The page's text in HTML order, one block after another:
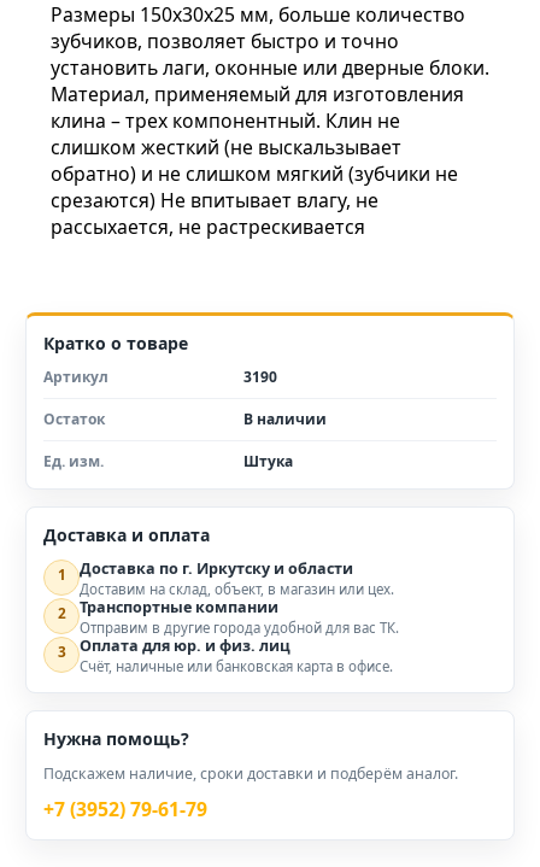
Размеры 150х30х25 мм, больше количество
зубчиков, позволяет быстро и точно
установить лаги, оконные или дверные блоки.
Материал, применяемый для изготовления
клина – трех компонентный. Клин не
слишком жесткий (не выскальзывает
обратно) и не слишком мягкий (зубчики не
срезаются) Не впитывает влагу, не
рассыхается, не растрескивается
Кратко о товаре
Артикул 3190
Остаток В наличии
Ед. изм. Штука
Доставка и оплата
1 Доставка по г. Иркутску и области
Доставим на склад, объект, в магазин или цех.
2 Транспортные компании
Отправим в другие города удобной для вас ТК.
3 Оплата для юр. и физ. лиц
Счёт, наличные или банковская карта в офисе.
Нужна помощь?
Подскажем наличие, сроки доставки и подберём аналог.
+7 (3952) 79-61-79